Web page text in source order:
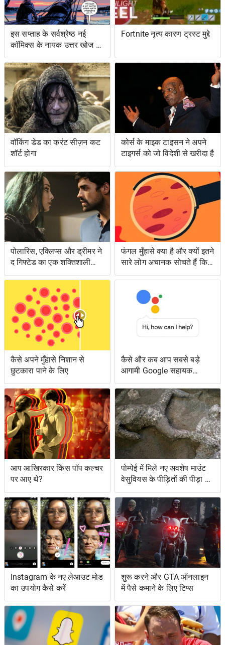
इस सप्ताह के सर्वश्रेष्ठ नई
कॉमिक्स के नायक उत्तर खोज रहे
हैं ... और प्रतिशोध समुद्र पर
Fortnite नृत्य कारण ट्रस्ट मुद्दे
वॉकिंग डेड का करंट सीज़न कट
शॉर्ट होगा
कोर्स के माइक टाइसन ने अपने
टाइगर्स को जो विदेशी से खरीदा है
पोलारिस, एक्लिप्स और ड्रीमर ने
द गिफ्टेड का एक शक्तिशाली
एपिसोड लंगर डाला
फंगल मुँहासे क्या है और क्यों इतने
सारे लोग अचानक सोचते हैं कि
उनके पास क्या है?
कैसे अपने मुँहासे निशान से
छुटकारा पाने के लिए
कैसे और कब आप सबसे बड़े
आगामी Google सहायक
सुविधाओं तक पहुँच सकते हैं
आप आखिरकार किस पॉप कल्चर
पर आए थे?
पोम्पेई में मिले नए अवशेष माउंट
वेसुवियस के पीड़ितों की पीड़ा को
दर्शाते हैं
Instagram के नए लेआउट मोड
का उपयोग कैसे करें
शुरू करने और GTA ऑनलाइन
में पैसे कमाने के लिए टिप्स